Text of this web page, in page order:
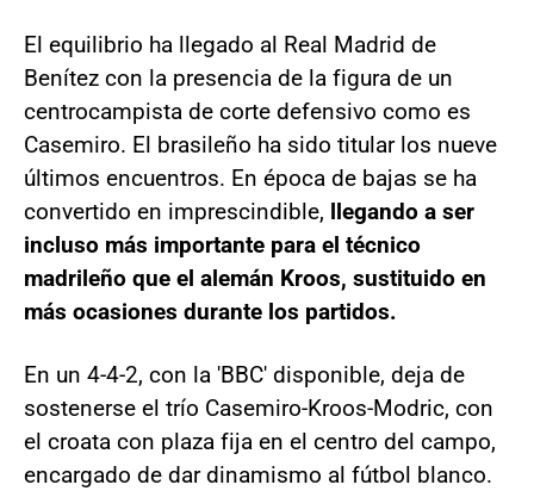
El equilibrio ha llegado al Real Madrid de
Benítez con la presencia de la figura de un
centrocampista de corte defensivo como es
Casemiro. El brasileño ha sido titular los nueve
últimos encuentros. En época de bajas se ha
convertido en imprescindible, llegando a ser
incluso más importante para el técnico
madrileño que el alemán Kroos, sustituido en
más ocasiones durante los partidos.
En un 4-4-2, con la 'BBC' disponible, deja de
sostenerse el trío Casemiro-Kroos-Modric, con
el croata con plaza fija en el centro del campo,
encargado de dar dinamismo al fútbol blanco.